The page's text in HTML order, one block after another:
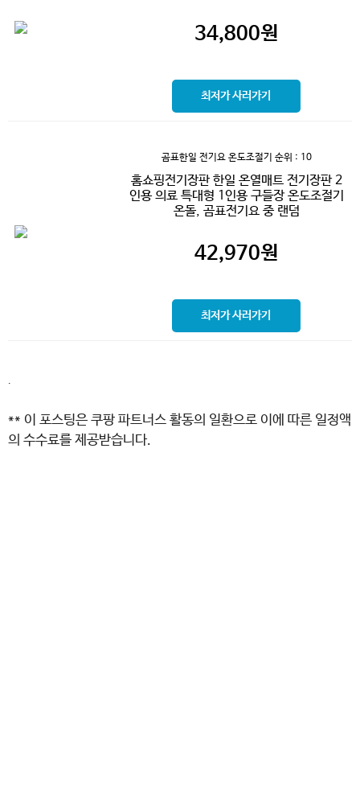
34,800원
최저가 사러가기
곰표한일 전기요 온도조절기 순위 : 10
홈쇼핑전기장판 한일 온열매트 전기장판 2
인용 의료 특대형 1인용 구들장 온도조절기
온돌, 곰표전기요 중 랜덤
42,970원
최저가 사러가기
.
** 이 포스팅은 쿠팡 파트너스 활동의 일환으로 이에 따른 일정액
의 수수료를 제공받습니다.